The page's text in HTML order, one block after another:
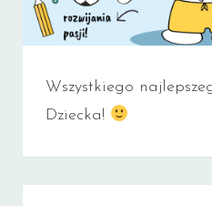
Wszystkiego
Dziecka!